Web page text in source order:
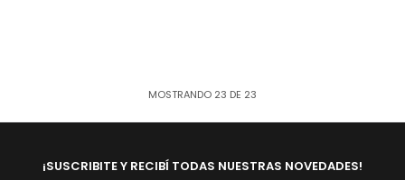
MOSTRANDO 23 DE 23
¡SUSCRIBITE Y RECIBÍ TODAS NUESTRAS NOVEDADES!